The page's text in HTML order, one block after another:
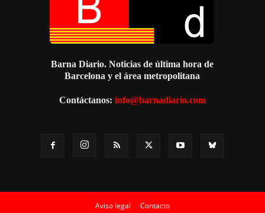
Barna Diario. Noticias de última hora de
Barcelona y el área metropolitana
Contáctanos: info@barnadiario.com
Aviso legal Contacto